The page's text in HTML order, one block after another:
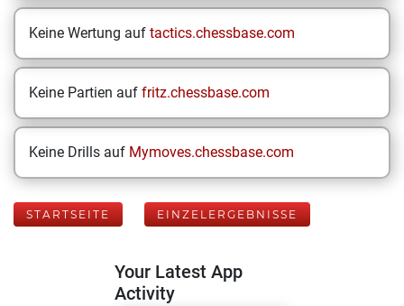
Keine Wertung auf tactics.chessbase.com
Keine Partien auf fritz.chessbase.com
Keine Drills auf Mymoves.chessbase.com
STARTSEITE EINZELERGEBNISSE
Your Latest App
Activity